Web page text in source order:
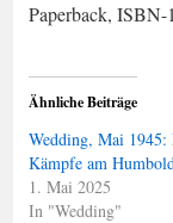
Paperback,
Ähnliche Beiträge
Wedding, Mai 1945:
Kämpfe am
1. Mai 2025
In "Wedding"